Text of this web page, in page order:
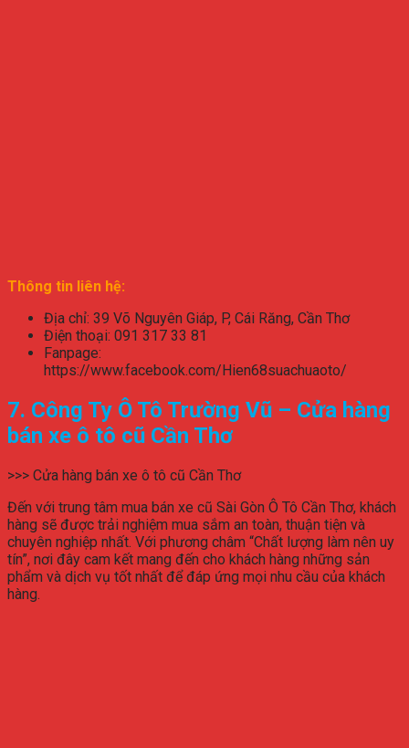
Thông tin liên hệ:
Địa chỉ: 39 Võ Nguyên Giáp, P, Cái Răng, Cần Thơ
Điện thoại: 091 317 33 81
Fanpage:
https://www.facebook.com/Hien68suachuaoto/
7. Công Ty Ô Tô Trường Vũ – Cửa hàng
bán xe ô tô cũ Cần Thơ
>>> Cửa hàng bán xe ô tô cũ Cần Thơ
Đến với trung tâm mua bán xe cũ Sài Gòn Ô Tô Cần Thơ, khách
hàng sẽ được trải nghiệm mua sắm an toàn, thuận tiện và
chuyên nghiệp nhất. Với phương châm “Chất lượng làm nên uy
tín”, nơi đây cam kết mang đến cho khách hàng những sản
phẩm và dịch vụ tốt nhất để đáp ứng mọi nhu cầu của khách
hàng.